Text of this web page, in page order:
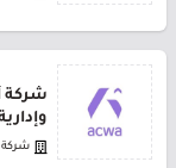
شركة
شركة